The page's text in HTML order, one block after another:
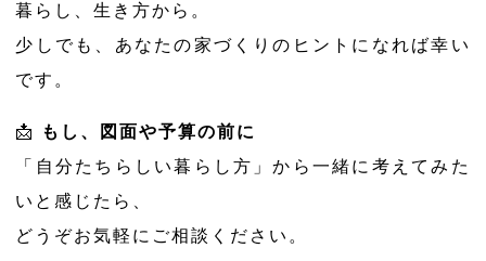
暮らし、生き方から。
少しでも、あなたの家づくりのヒントになれば幸い
です。
📩
もし、図面や予算の前に
「自分たちらしい暮らし方」から一緒に考えてみた
いと感じたら、
どうぞお気軽にご相談ください。